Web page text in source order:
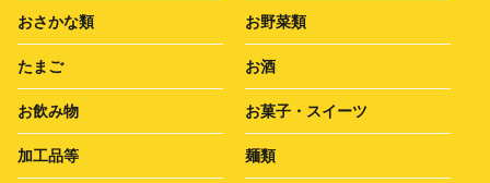
おさかな類 お野菜類
たまご お酒
お飲み物 お菓子・スイーツ
加工品等 麺類